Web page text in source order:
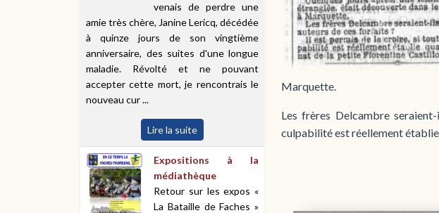
venais de perdre une
amie très chère, Janine Lericq, décédée
à quinze jours de son vingtième
anniversaire, des suites d'une longue
maladie. Révolté et ne pouvant
accepter cette mort, je rencontrais le
nouveau cur ...
Lire la suite
Expositions à la
médiathèque
Retour sur les expos «
La Bataille de Faches »
Marquette.
Les frères Delcambre
culpabilité est réellement établie